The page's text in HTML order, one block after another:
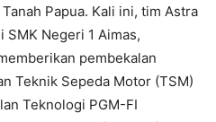
Papua. Kali ini, tim Astra
SMK Negeri 1 Aimas,
pembekalan
Teknik Sepeda Motor (TSM)
Teknologi PGM-FI